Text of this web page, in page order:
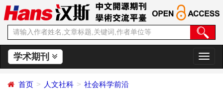
学术期刊
切
换
首页 人文社科
社会科学前沿